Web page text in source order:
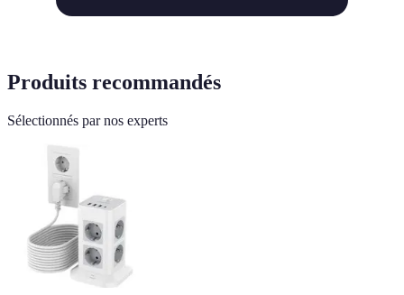
Produits recommandés
Sélectionnés par nos experts